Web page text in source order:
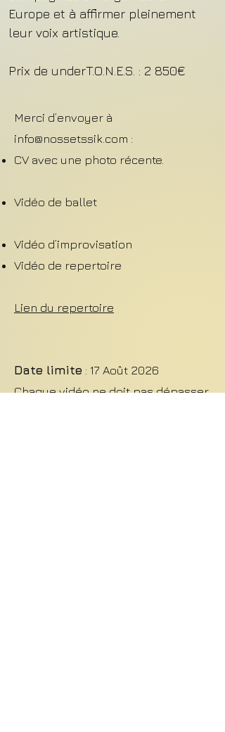
Europe et à affirmer pleinement
leur voix artistique.
​Prix de underT.O.N.E.S. : 2 850€
Merci d’envoyer à
info@nossetssik.com :
CV avec une photo récente.
Vidéo de ballet
Vidéo d’improvisation
Vidéo de repertoire
Lien du repertoire
Date limite : 17 Août 2026
Chaque vidéo ne doit pas dépasser